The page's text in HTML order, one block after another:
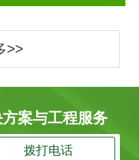
>>
案与工程服务
拨打电话